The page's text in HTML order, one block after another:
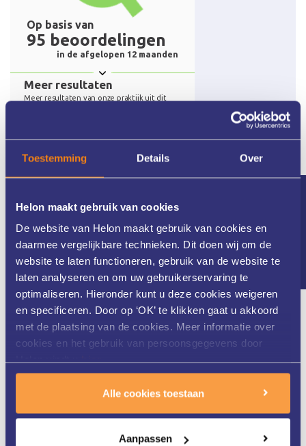
Toestemming Details Over
Helon maakt gebruik van cookies
De website van Helon maakt gebruik van cookies en
daarmee vergelijkbare technieken. Dit doen wij om de
website te laten functioneren, gebruik van de website te
laten analyseren en om uw gebruikerservaring te
optimaliseren. Hieronder kunt u deze cookies weigeren
en specificeren. Door op ‘OK’ te klikken gaat u akkoord
met de plaatsing van de cookies. Meer informatie over
cookies en het gebruik van persoonsgegevens door
Helon vindt uhier.
Alle cookies toestaan
Aanpassen
Meer dan 25 jaar ervaring
gespecialiseerd in zowel medische als cosmetische huid- en
laserbehandelingen. Ons gedreven team van huidtherapeuten
garant voor een zeer uitgebreide kennis van uw huid en de